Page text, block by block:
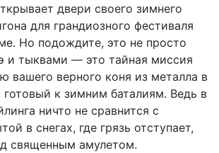
двери своего зимнего
для грандиозного фестиваля
Но подождите, это не просто
и тыквами — это тайная миссия
вашего верного коня из металла в
к зимним баталиям. Ведь в
ничто не сравнится с
в снегах, где грязь отступает,
священным амулетом.